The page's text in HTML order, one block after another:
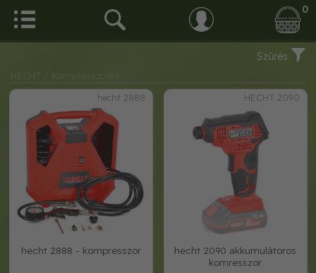
0
Szűrés
HECHT
/ Kompresszorok
hecht 2888
hecht 2888 - kompresszor
HECHT 2090
hecht 2090 akkumulátoros
komresszor